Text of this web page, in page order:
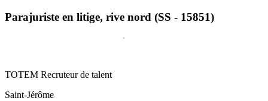
Parajuriste en litige, rive nord (SS - 15851)
TOTEM Recruteur de talent
Saint-Jérôme